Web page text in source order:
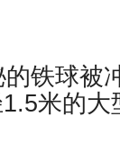
铁球被
米的